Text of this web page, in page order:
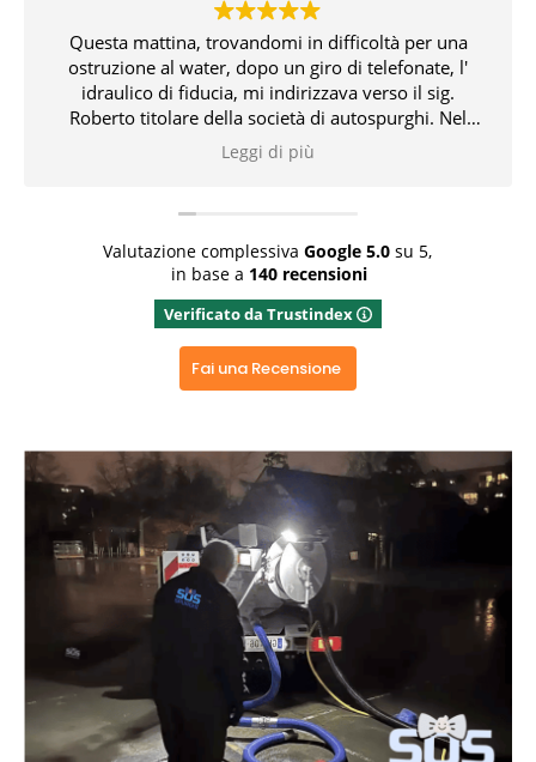
Questa mattina, trovandomi in difficoltà per una
ostruzione al water, dopo un giro di telefonate, l'
idraulico di fiducia, mi indirizzava verso il sig.
Roberto titolare della società di autospurghi. Nel
pomeriggio, il suddetto, unitamente all' idraulico,
risolvevano l' inconveniente che non pochi problemi
conoscenza delle problematiche e delle relative
soluzioni. Bravissimi entrambi 👏👏👏👍
Grazie x aver dedicato del tempo x una recensione
positiva, grazie ancora
Leggi di più
Valutazione complessiva Google 5.0su 5,
in base a 140 recensioni
Verificato da Trustindex
Fai una Recensione